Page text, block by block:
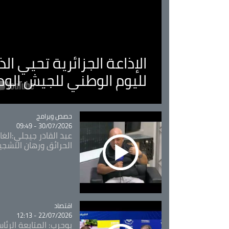
الإذاعة الجزائرية تحيي
لليوم الوطني للجيش
Catégorie
حصص وبرامج
30/07/2026 - 09:49
عبد القادر
الحرائق ورهان
Catégorie
اقتصاد
22/07/2026 - 12:13
بوحرب: المتابعة